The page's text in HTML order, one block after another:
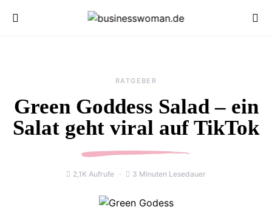
RATGEBER
Green Goddess Salad – ein
Salat geht viral auf TikTok
2,1K Aufrufe 3 Minuten Lesedauer